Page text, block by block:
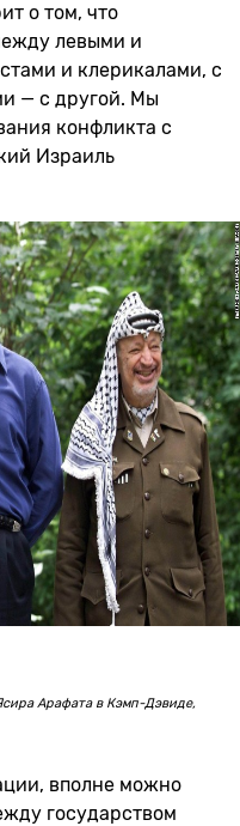
о том, что
левыми и
и клерикалами, с
— с другой. Мы
конфликта с
Израиль
Арафата в Кэмп-Дэвиде,
вполне можно
государством